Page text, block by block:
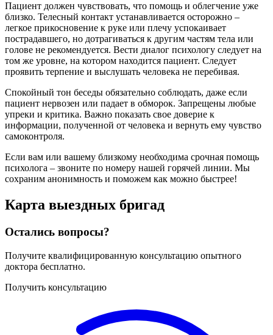
Пациент должен чувствовать, что помощь и облегчение уже
близко. Телесный контакт устанавливается осторожно –
легкое прикосновение к руке или плечу успокаивает
пострадавшего, но дотрагиваться к другим частям тела или
голове не рекомендуется. Вести диалог психологу следует на
том же уровне, на котором находится пациент. Следует
проявить терпение и выслушать человека не перебивая.
Спокойный тон беседы обязательно соблюдать, даже если
пациент нервозен или падает в обморок. Запрещены любые
упреки и критика. Важно показать свое доверие к
информации, полученной от человека и вернуть ему чувство
самоконтроля.
Если вам или вашему близкому необходима срочная помощь
психолога – звоните по номеру нашей горячей линии. Мы
сохраним анонимность и поможем как можно быстрее!
Карта выездных бригад
Остались вопросы?
Получите квалифицированную консультацию опытного
доктора бесплатно.
Получить консультацию